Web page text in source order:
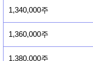
1,340,000주
1,360,000주
1,380,000주